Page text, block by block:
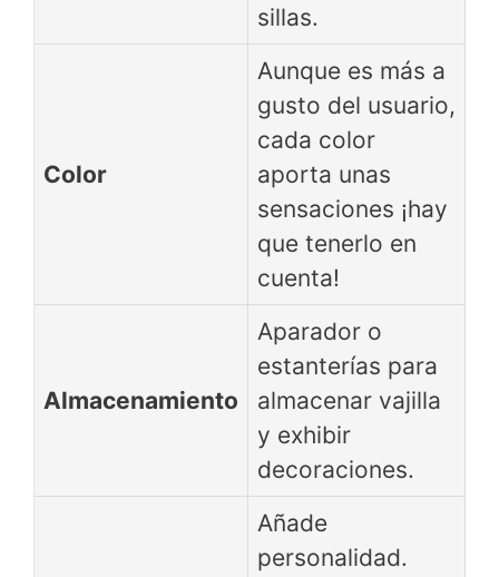
sillas.
Color
Aunque es más a
gusto del usuario,
cada color
aporta unas
sensaciones ¡hay
que tenerlo en
cuenta!
Almacenamiento
Aparador o
estanterías para
almacenar vajilla
y exhibir
decoraciones.
Añade
personalidad.